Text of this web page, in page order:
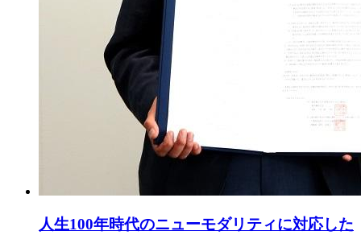
人生100年時代のニューモダリティに対応した